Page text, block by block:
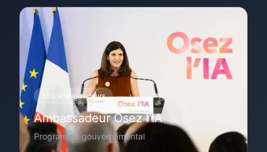
300 ambassadeurs
Ambassadeur Osez l'IA
Programme gouvernemental